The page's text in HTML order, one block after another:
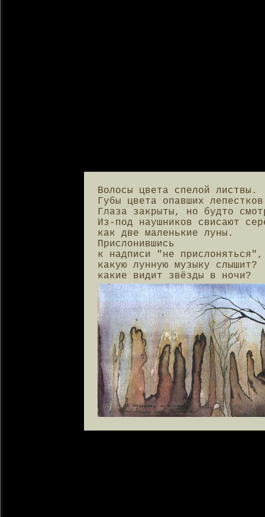
Волосы цвета спелой листвы.
Губы цвета опавших
Глаза закрыты, но будто
Из-под наушников свисают
как две маленькие луны.
Прислонившись
к надписи "не прислоняться",
какую лунную музыку слышит?
какие видит звёзды в ночи?